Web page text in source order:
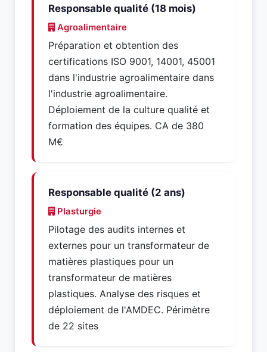
Responsable qualité (18 mois)
Agroalimentaire
Préparation et obtention des
certifications ISO 9001, 14001, 45001
dans l'industrie agroalimentaire dans
l'industrie agroalimentaire.
Déploiement de la culture qualité et
formation des équipes. CA de 380
M€
Responsable qualité (2 ans)
Plasturgie
Pilotage des audits internes et
externes pour un transformateur de
matières plastiques pour un
transformateur de matières
plastiques. Analyse des risques et
déploiement de l'AMDEC. Périmètre
de 22 sites